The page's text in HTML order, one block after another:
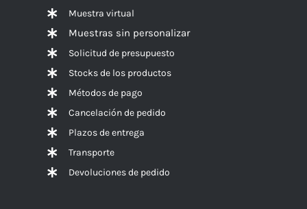
Muestra virtual
Muestras sin personalizar
Solicitud de presupuesto
Stocks de los productos
Métodos de pago
Cancelación de pedido
Plazos de entrega
Transporte
Devoluciones de pedido